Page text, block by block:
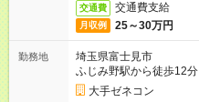
交通費 交通費支給
月収例 25～30万円
勤務地
埼玉県富士見市
ふじみ野駅から徒歩12分
大手ゼネコン